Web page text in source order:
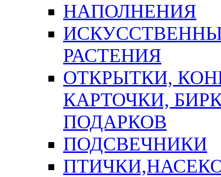
НАПОЛНЕНИЯ
РАСТЕНИЯ
ОТКРЫТКИ,
КАРТОЧКИ,
ПОДАРКОВ
ПОДСВЕЧНИКИ